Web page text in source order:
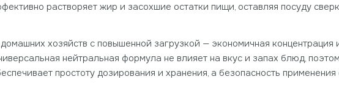
растворяет жир и засохшие остатки пищи, оставляя посуду
хозяйств с повышенной загрузкой — экономичная
нейтральная формула не влияет на вкус и запах блюд,
простоту дозирования и хранения, а безопасность